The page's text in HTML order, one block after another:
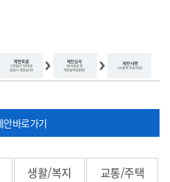
안바로가기
생활/복지
교통/주택